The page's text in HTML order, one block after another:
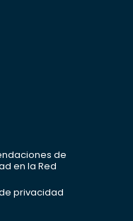
de
en la Red
privacidad